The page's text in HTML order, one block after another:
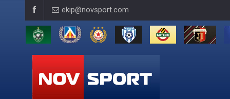
ekip@novsport.com